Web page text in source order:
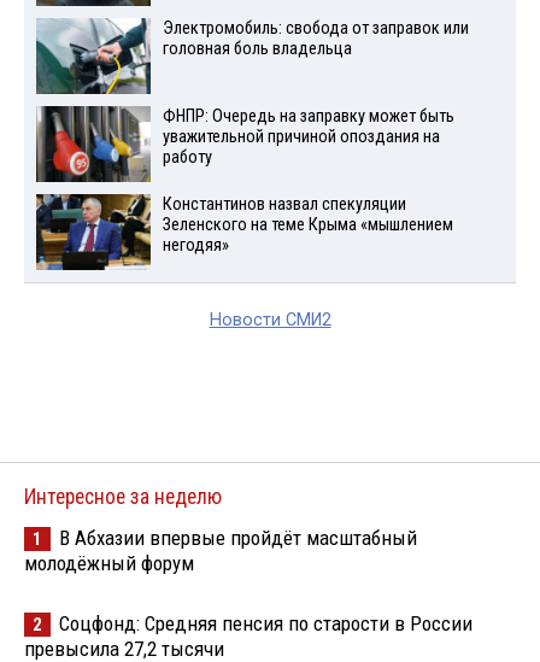
Электромобиль: свобода от заправок или
головная боль владельца
ФНПР: Очередь на заправку может быть
уважительной причиной опоздания на
работу
Константинов назвал спекуляции
Зеленского на теме Крыма «мышлением
негодяя»
Новости СМИ2
Интересное за неделю
1
В Абхазии впервые пройдёт масштабный
молодёжный форум
2
Соцфонд: Средняя пенсия по старости в России
превысила 27,2 тысячи